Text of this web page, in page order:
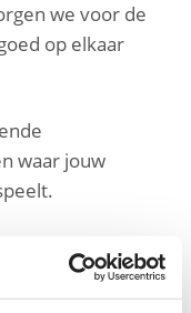
we voor de
op elkaar
waar jouw
en werkt nauw